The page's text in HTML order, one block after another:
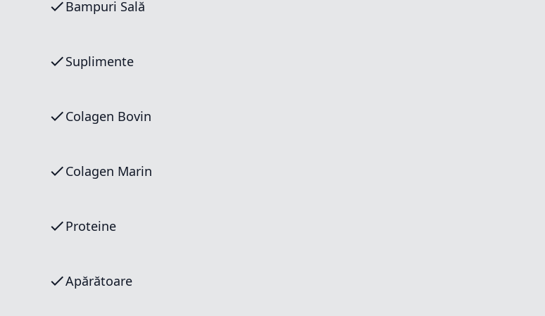
Bampuri Sală
Suplimente
Colagen Bovin
Colagen Marin
Proteine
Apărătoare